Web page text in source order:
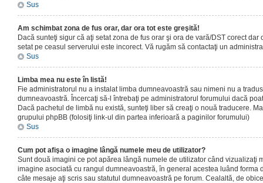
Sus
Am schimbat zona de fus orar, dar ora tot este greşită!
Dacă sunteţi sigur că aţi setat zona de fus orar şi ora de vară/DST corect
setat pe ceasul serverului este incorect. Vă rugăm să contactaţi un
Sus
Limba mea nu este în listă!
Fie administratorul nu a instalat limba dumneavoastră sau nimeni nu a
dumneavoastră. Încercaţi să-l întrebaţi pe administratorul forumului dacă
Dacă pachetul de limbă nu există, sunteţi liber să creaţi o nouă traducere.
grupului phpBB (folosiţi link-ul din partea inferioară a paginilor forumului)
Sus
Cum pot afişa o imagine lângă numele meu de utilizator?
Sunt două imagini ce pot apărea lângă numele de utilizator când vizualizaţi
imagine asociată cu rangul dumneavoastră, în general acestea luând forma
câte mesaje aţi scris sau statutul dumneavoastră pe forum. Cealaltă, de